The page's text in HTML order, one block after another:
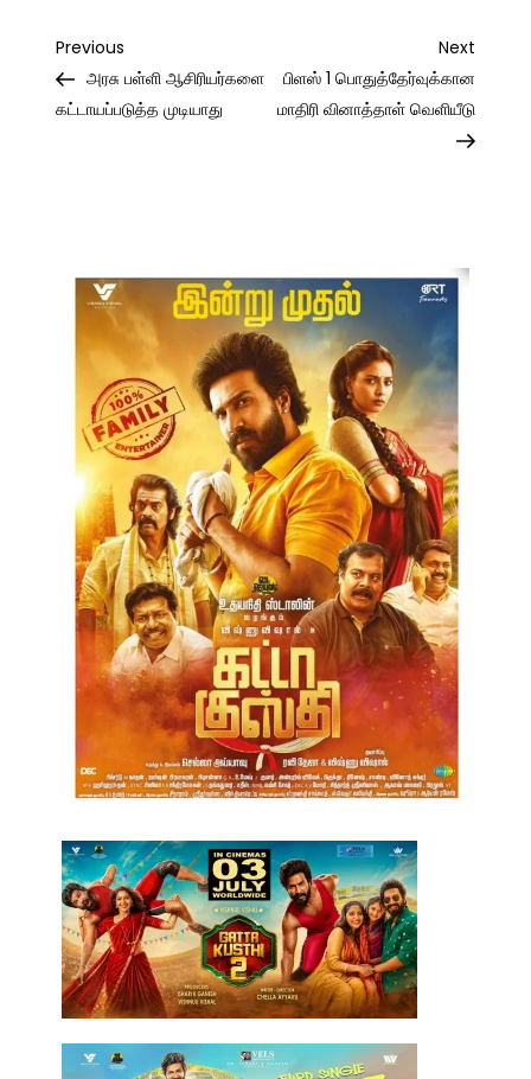
Post
navigation
Previous
Post
Previous
அரசு பள்ளி ஆசிரியர்களை
கட்டாயப்படுத்த முடியாது
Next
Post
Next
பிளஸ் 1 பொதுத்தேர்வுக்கான
மாதிரி வினாத்தாள் வெளியீடு